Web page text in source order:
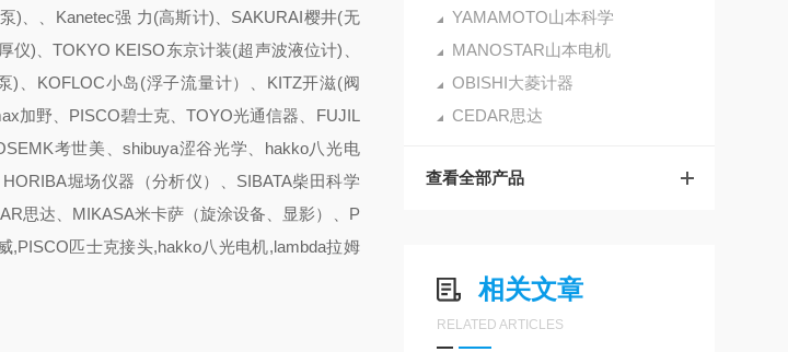
YAMAMOTO山本科学
MANOSTAR山本电机
OBISHI大菱计器
CEDAR思达
查看全部产品
相关文章
RELATED ARTICLES
)、、Kanetec强 力(高斯计)、SAKURAI樱井(无
)、TOKYO KEISO东京计装(超声波液位计)、
)、KOFLOC小岛(浮子流量计）、KITZ开滋(阀
加野、PISCO碧士克、TOYO光通信器、FUJIL
考世美、shibuya涩谷光学、hakko八光电
堀场仪器（分析仪）、SIBATA柴田科学
思达、MIKASA米卡萨（旋涂设备、显影）、P
,PISCO匹士克接头,hakko八光电机,lambda拉姆